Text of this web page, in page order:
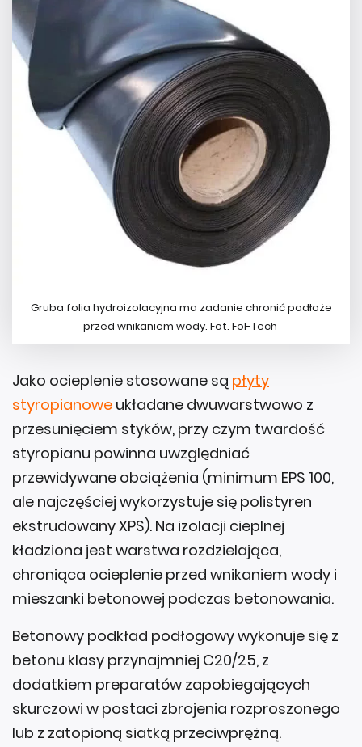
Gruba folia hydroizolacyjna ma zadanie chronić podłoże
przed wnikaniem wody. Fot. Fol-Tech
Jako ocieplenie stosowane są płyty
styropianowe układane dwuwarstwowo z
przesunięciem styków, przy czym twardość
styropianu powinna uwzględniać
przewidywane obciążenia (minimum EPS 100,
ale najczęściej wykorzystuje się polistyren
ekstrudowany XPS). Na izolacji cieplnej
kładziona jest warstwa rozdzielająca,
chroniąca ocieplenie przed wnikaniem wody i
mieszanki betonowej podczas betonowania.
Betonowy podkład podłogowy wykonuje się z
betonu klasy przynajmniej C20/25, z
dodatkiem preparatów zapobiegających
skurczowi w postaci zbrojenia rozproszonego
lub z zatopioną siatką przeciwprężną.